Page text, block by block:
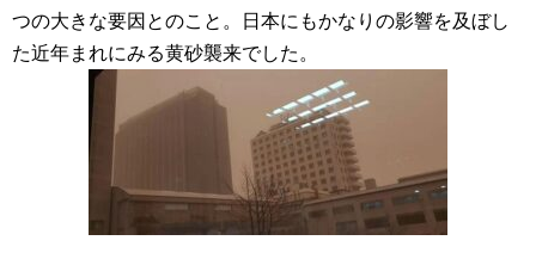
つの大きな要因とのこと。日本にもかなりの影響を及ぼし
た近年まれにみる黄砂襲来でした。